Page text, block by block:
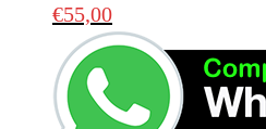
€55,00